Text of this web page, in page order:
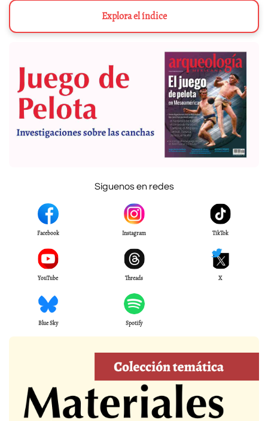
Explora el índice
Síguenos en redes
Facebook Instagram TikTok
YouTube Threads X
Blue Sky Spotify